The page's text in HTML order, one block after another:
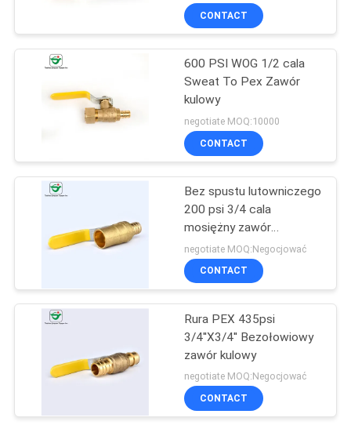
Elastyczny wąż
30
Pex Barb Fitting
24
uchwytami
CONTACT
600 PSI WOG 1/2 cala
Sweat To Pex Zawór
kulowy
negotiate MOQ:10000
CONTACT
Bez spustu lutowniczego
200 psi 3/4 cala
mosiężny zawór
pływakowy kulowy
negotiate MOQ:Negocjować
CONTACT
Rura PEX 435psi
3/4''X3/4'' Bezołowiowy
zawór kulowy
negotiate MOQ:Negocjować
CONTACT